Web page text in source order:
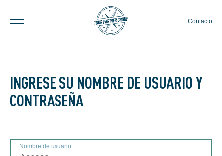
Contacto
INGRESE SU NOMBRE DE USUARIO Y
CONTRASEÑA
Nombre de usuario